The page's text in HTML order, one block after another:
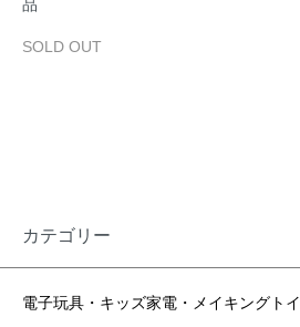
品
SOLD OUT
カテゴリー
電子玩具・キッズ家電・メイキングトイ